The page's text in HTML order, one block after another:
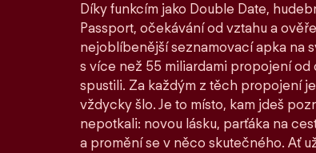
Díky funkcím jako Double Date,
Passport, očekávání od vztahu a
nejoblíbenější seznamovací apka na
s více než 55 miliardami propojení od
spustili. Za každým z těch propojení
vždycky šlo. Je to místo, kam jdeš
nepotkali: novou lásku, parťáka na
a promění se v něco skutečného. Ať